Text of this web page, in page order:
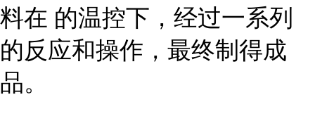
料在 的温控下，经过一系列
的反应和操作，最终制得成
品。